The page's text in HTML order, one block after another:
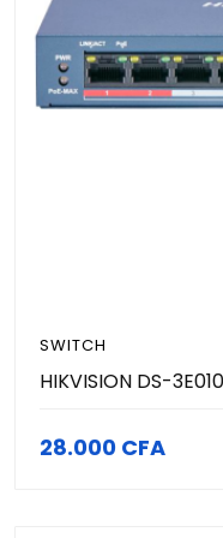
SWITCH
28.000 CFA